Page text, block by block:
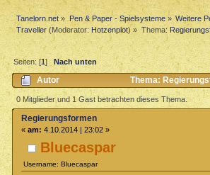
Tanelorn.net » Pen & Paper - Spielsysteme» Weitere
Traveller (Moderator: Hotzenplot) » Thema:
Seiten: [1] Nach unten
Autor
Thema:
2061 mal)
0 Mitglieder und 1 Gast betrachten dieses Thema.
Bluecaspar
Username: Bluecaspar
Regierungsformen
« am: 4.10.2014 | 23:02 »